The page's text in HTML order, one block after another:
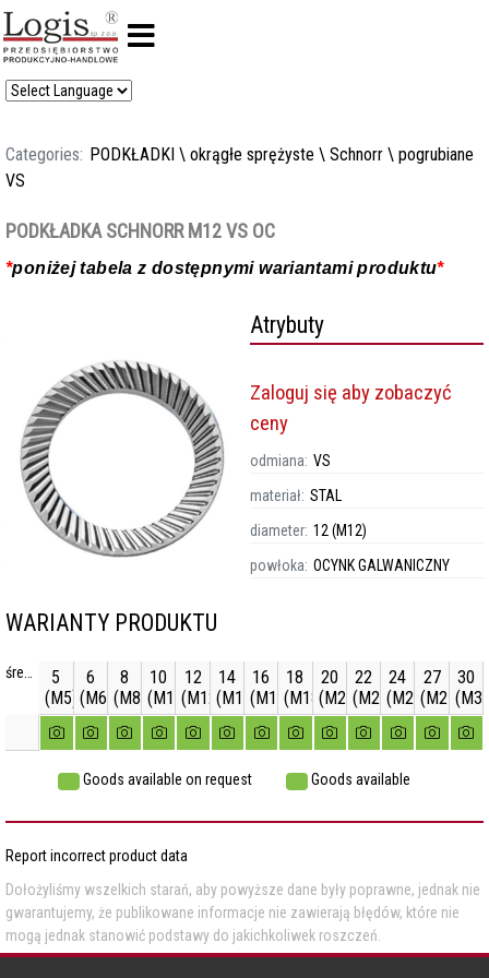
Categories: PODKŁADKI \ okrągłe sprężyste \ Schnorr \ pogrubiane
VS
PODKŁADKA SCHNORR M12 VS OC
*poniżej tabela z dostępnymi wariantami produktu*
Atrybuty
Zaloguj się aby zobaczyć
ceny
odmiana: VS
materiał: STAL
diameter: 12 (M12)
powłoka: OCYNK GALWANICZNY
WARIANTY PRODUKTU
5
(M5)
6
(M6)
8
(M8)
10
(M10)
12
(M12)
14
(M14)
16
(M16)
18
(M18)
20
(M20)
22
(M22)
24
(M24)
27
(M27)
30
Goods available on request Goods available
Report incorrect product data
Dołożyliśmy wszelkich starań, aby powyższe dane były poprawne, jednak nie
gwarantujemy, że publikowane informacje nie zawierają błędów, które nie
mogą jednak stanowić podstawy do jakichkoliwek roszczeń.